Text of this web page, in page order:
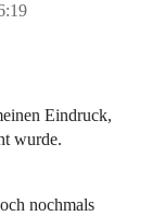
Eindruck,
wurde.
nochmals